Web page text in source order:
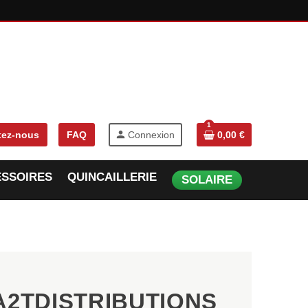
nous FAQ person Connexion
1
0,00 €
QUINCAILLERIE SOLAIRE